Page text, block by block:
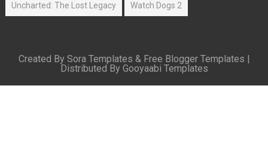
Uncharted: The Lost Legacy Watch Dogs 2
Created By Sora Templates & Free Blogger Templates |
Distributed By Gooyaabi Templates